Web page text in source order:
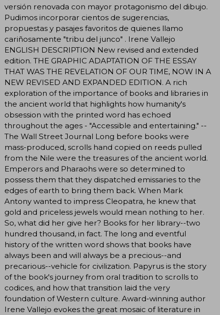
versión renovada con mayor protagonismo del dibujo.
Pudimos incorporar cientos de sugerencias,
propuestas y pasajes favoritos de quienes llamo
cariñosamente "tribu del junco" . Irene Vallejo
ENGLISH DESCRIPTION New revised and extended
edition. THE GRAPHIC ADAPTATION OF THE ESSAY
THAT WAS THE REVELATION OF OUR TIME, NOW IN A
NEW REVISED AND EXPANDED EDITION. A rich
exploration of the importance of books and libraries in
the ancient world that highlights how humanity's
obsession with the printed word has echoed
throughout the ages - "Accessible and entertaining." --
The Wall Street Journal Long before books were
mass-produced, scrolls hand copied on reeds pulled
from the Nile were the treasures of the ancient world.
Emperors and Pharaohs were so determined to
possess them that they dispatched emissaries to the
edges of earth to bring them back. When Mark
Antony wanted to impress Cleopatra, he knew that
gold and priceless jewels would mean nothing to her.
So, what did her give her? Books for her library--two
hundred thousand, in fact. The long and eventful
history of the written word shows that books have
always been and will always be a precious--and
precarious--vehicle for civilization. Papyrus is the story
of the book's journey from oral tradition to scrolls to
codices, and how that transition laid the very
foundation of Western culture. Award-winning author
Irene Vallejo evokes the great mosaic of literature in